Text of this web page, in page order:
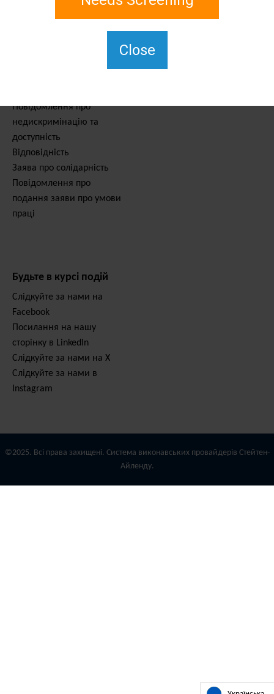
Повідомлення про
недискримінацію та
доступність
Відповідність
Заява про солідарність
Повідомлення про
подання заяви про умови
праці
Будьте в курсі подій
Слідкуйте за нами на
Facebook
Посилання на нашу
сторінку в LinkedIn
Слідкуйте за нами на X
Слідкуйте за нами в
Instagram
©2025. Всі права захищені. Система виконавських провайдерів Стейтен-
Айленду.
Close